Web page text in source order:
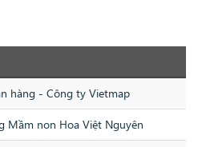
hàng - Công ty Vietmap
Mầm non Hoa Việt Nguyên